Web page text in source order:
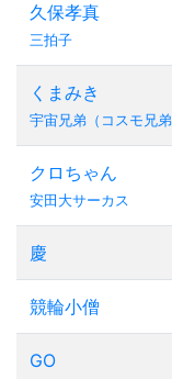
久保孝真
三拍子
くまみき
宇宙兄弟（コスモ兄弟
クロちゃん
安田大サーカス
慶
競輪小僧
GO